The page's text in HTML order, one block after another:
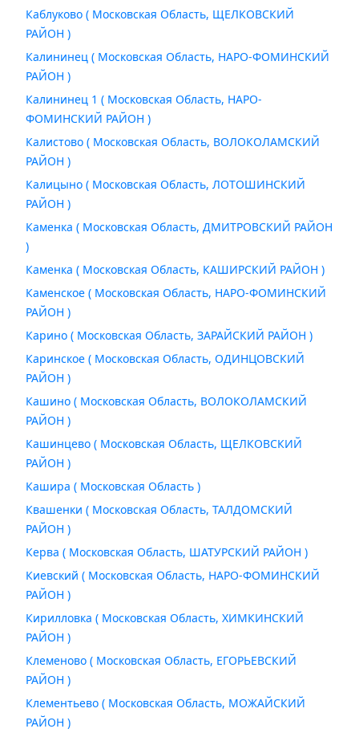
Каблуково ( Московская Область, ЩЕЛКОВСКИЙ
РАЙОН )
Калининец ( Московская Область, НАРО-ФОМИНСКИЙ
РАЙОН )
Калининец 1 ( Московская Область, НАРО-
ФОМИНСКИЙ РАЙОН )
Калистово ( Московская Область, ВОЛОКОЛАМСКИЙ
РАЙОН )
Калицыно ( Московская Область, ЛОТОШИНСКИЙ
РАЙОН )
Каменка ( Московская Область, ДМИТРОВСКИЙ РАЙОН
)
Каменка ( Московская Область, КАШИРСКИЙ РАЙОН )
Каменское ( Московская Область, НАРО-ФОМИНСКИЙ
РАЙОН )
Карино ( Московская Область, ЗАРАЙСКИЙ РАЙОН )
Каринское ( Московская Область, ОДИНЦОВСКИЙ
РАЙОН )
Кашино ( Московская Область, ВОЛОКОЛАМСКИЙ
РАЙОН )
Кашинцево ( Московская Область, ЩЕЛКОВСКИЙ
РАЙОН )
Кашира ( Московская Область )
Квашенки ( Московская Область, ТАЛДОМСКИЙ
РАЙОН )
Керва ( Московская Область, ШАТУРСКИЙ РАЙОН )
Киевский ( Московская Область, НАРО-ФОМИНСКИЙ
РАЙОН )
Кирилловка ( Московская Область, ХИМКИНСКИЙ
РАЙОН )
Клеменово ( Московская Область, ЕГОРЬЕВСКИЙ
РАЙОН )
Клементьево ( Московская Область, МОЖАЙСКИЙ
РАЙОН )